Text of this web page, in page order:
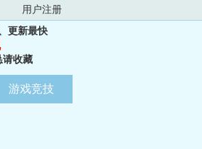
用户注册
更新最快
请收藏
游戏竞技